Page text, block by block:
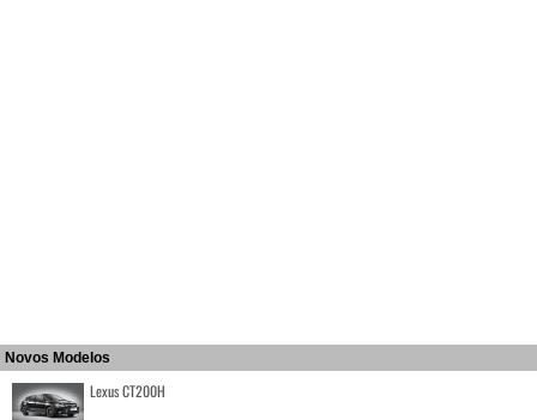
Novos Modelos
Lexus CT200H